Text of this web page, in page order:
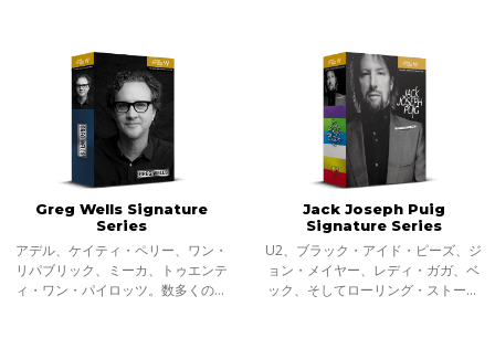
途別の6つのプラグインとして再現し
ました
ズ」をレコーディングしたときコン
ソール
Greg Wells Signature
Series
アデル、ケイティ・ペリー、ワン・
リパブリック、ミーカ、トゥエンテ
ィ・ワン・パイロッツ。数多くのア
Jack Joseph Puig
Signature Series
U2、ブラック・アイド・ピーズ、ジ
ョン・メイヤー、レディ・ガガ、ベ
ック、そしてローリング・ストーン